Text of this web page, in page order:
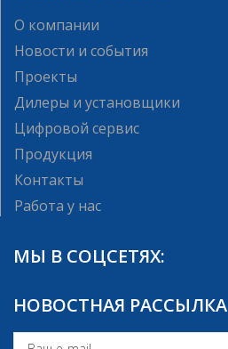
О компании
Новости и события
Проекты
Дилеры и установщики
Цифровой сервис
Продукция
Контакты
Работа у нас
МЫ В СОЦСЕТЯХ:
НОВОСТНАЯ РАССЫЛКА